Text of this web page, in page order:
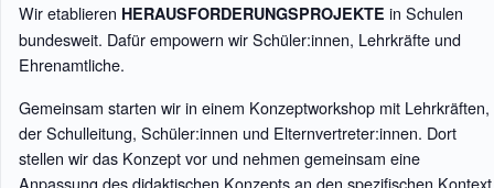
Wir etablieren HERAUSFORDERUNGSPROJEKTE in Schulen
bundesweit. Dafür empowern wir Schüler:innen, Lehrkräfte und
Ehrenamtliche.
Gemeinsam starten wir in einem Konzeptworkshop mit Lehrkräften,
der Schulleitung, Schüler:innen und Elternvertreter:innen. Dort
stellen wir das Konzept vor und nehmen gemeinsam eine
Anpassung des didaktischen Konzepts an den spezifischen Kontext